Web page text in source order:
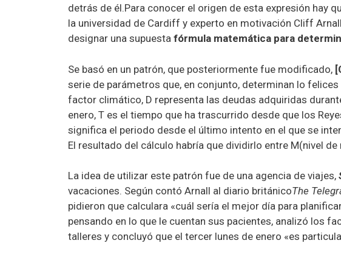
detrás de él.Para conocer el origen de esta expresión hay
la universidad de Cardiff y experto en motivación Cliff
designar una supuesta fórmula matemática para
Se basó en un patrón, que posteriormente fue modificado,
serie de parámetros que, en conjunto, determinan lo
factor climático, D representa las deudas adquiridas
enero, T es el tiempo que ha trascurrido desde que los
significa el periodo desde el último intento en el que se
El resultado del cálculo habría que dividirlo entre M(nivel
La idea de utilizar este patrón fue de una agencia de viajes,
vacaciones. Según contó Arnall al diario británicoThe
pidieron que calculara «cuál sería el mejor día para
pensando en lo que le cuentan sus pacientes, analizó los
talleres y concluyó que el tercer lunes de enero «es